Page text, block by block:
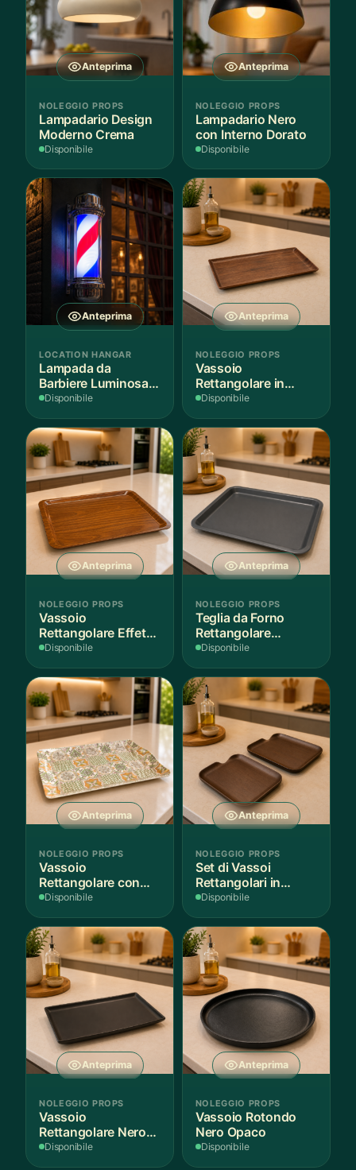
Anteprima
NOLEGGIO PROPS
Lampadario Design
Moderno Crema
Disponibile
Anteprima
NOLEGGIO PROPS
Lampadario Nero
con Interno Dorato
Disponibile
Anteprima
LOCATION HANGAR
Lampada da
Barbiere Luminosa
Rotante
Disponibile
Anteprima
NOLEGGIO PROPS
Vassoio
Rettangolare in
Legno Scuro
Disponibile
Anteprima
NOLEGGIO PROPS
Vassoio
Rettangolare Effetto
Legno
Disponibile
Anteprima
NOLEGGIO PROPS
Teglia da Forno
Rettangolare
Antiaderente
Disponibile
Anteprima
NOLEGGIO PROPS
Vassoio
Rettangolare con
Fantasia
Disponibile
Anteprima
NOLEGGIO PROPS
Set di Vassoi
Rettangolari in
Finitura Legno
Disponibile
Anteprima
NOLEGGIO PROPS
Vassoio
Rettangolare Nero
Opaco
Disponibile
Anteprima
NOLEGGIO PROPS
Vassoio Rotondo
Nero Opaco
Disponibile